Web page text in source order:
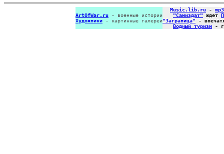
ArtOfWar.ru - военные истории
Художники - картинные галереи
Music.lib.ru - mp3
"Самиздат" ждет
"Заграница" -
Водный туризм -